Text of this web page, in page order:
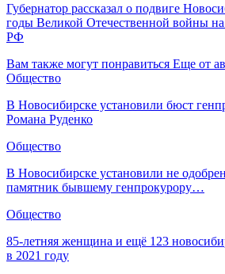
Губернатор рассказал о подвиге
годы Великой Отечественной войны
РФ
Вам также могут понравиться Еще от
Общество
В Новосибирске установили бюст
Романа Руденко
Общество
В Новосибирске установили не
памятник бывшему генпрокурору…
Общество
85-летняя женщина и ещё 123
в 2021 году